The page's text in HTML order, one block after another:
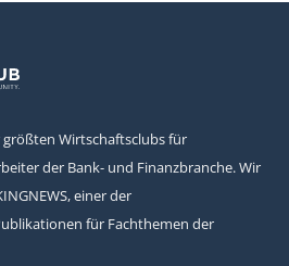
größten Wirtschaftsclubs für
der Bank- und Finanzbranche. Wir
einer der
für Fachthemen der